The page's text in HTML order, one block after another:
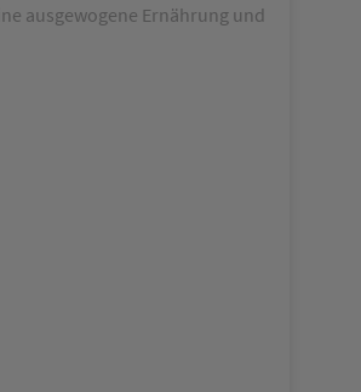
ausgewogene Ernährung und